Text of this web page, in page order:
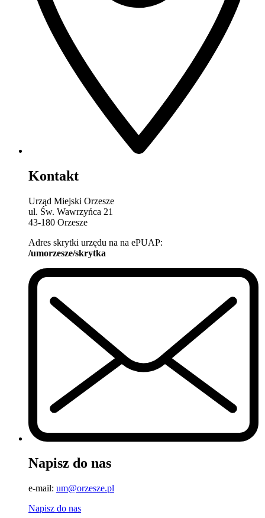
Kontakt
Urząd Miejski Orzesze
ul. Św. Wawrzyńca 21
43-180 Orzesze
Adres skrytki urzędu na na ePUAP:
/umorzesze/skrytka
Napisz do nas
e-mail: um@orzesze.pl
Napisz do nas